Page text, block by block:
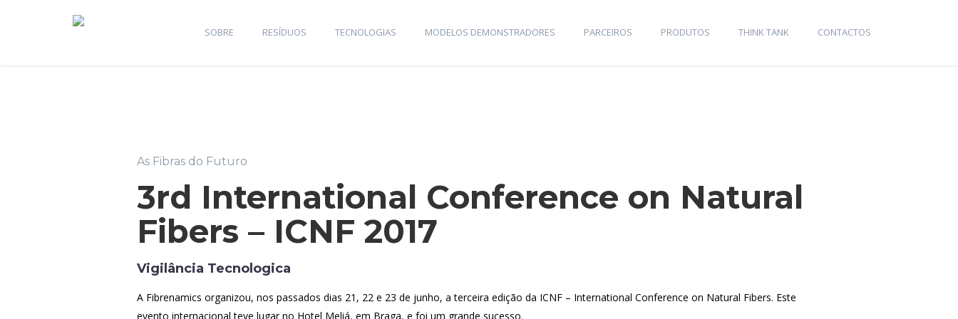
SOBRE RESÍDUOS TECNOLOGIAS MODELOS DEMONSTRADORES PARCEIROS PRODUTOS THINK TANK CONTACTOS
As Fibras do Futuro
3rd International Conference on Natural
Fibers – ICNF 2017
Vigilância Tecnologica
A Fibrenamics organizou, nos passados dias 21, 22 e 23 de junho, a terceira edição da ICNF – International Conference on Natural Fibers. Este
evento internacional teve lugar no Hotel Meliá, em Braga, e foi um grande sucesso.